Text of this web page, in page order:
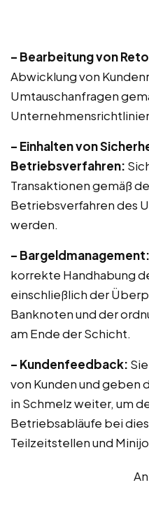
– Bearbeitung von
Abwicklung von
Umtauschanfragen
– Einhalten von
Betriebsverfahren:
Transaktionen gemäß
Betriebsverfahren des
werden.
– Bargeldmanagement:
korrekte Handhabung
einschließlich der
Banknoten und der
am Ende der Schicht.
– Kundenfeedback:
von Kunden und geben
in Schmelz weiter, um
Betriebsabläufe bei
Teilzeitstellen und